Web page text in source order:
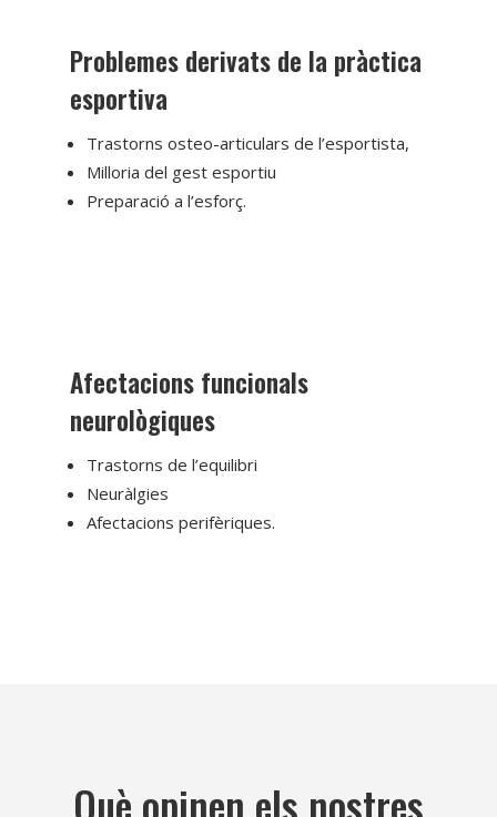
Problemes derivats de la pràctica
esportiva
Trastorns osteo-articulars de l’esportista,
Milloria del gest esportiu
Preparació a l’esforç.
Afectacions funcionals
neurològiques
Trastorns de l’equilibri
Neuràlgies
Afectacions perifèriques.
Què opinen els nostres